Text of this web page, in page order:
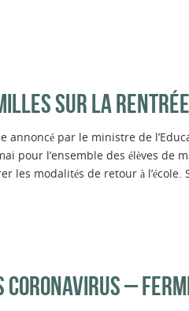
SUR LA
annoncé par le ministre de
pour l’ensemble des élèves de
les modalités de retour à
–